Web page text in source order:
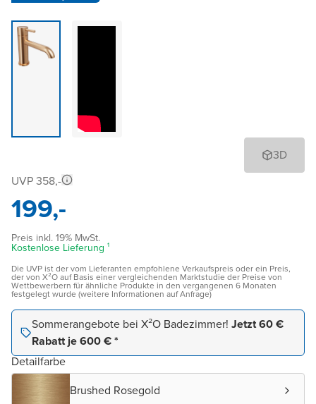
3D
UVP 358,-
199,-
Preis inkl. 19% MwSt.
Kostenlose Lieferung ¹
Die UVP ist der vom Lieferanten empfohlene Verkaufspreis oder ein Preis,
der von X²O auf Basis einer vergleichenden Marktstudie der Preise von
Wettbewerbern für ähnliche Produkte in den vergangenen 6 Monaten
festgelegt wurde (weitere Informationen auf Anfrage)
Sommerangebote bei X²O Badezimmer! Jetzt 60 €
Rabatt je 600 € *
Detailfarbe
Brushed Rosegold